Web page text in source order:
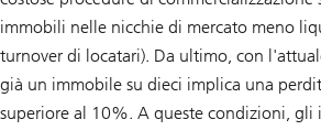
immobili nelle nicchie di mercato meno
turnover di locatari). Da ultimo, con
già un immobile su dieci implica una
superiore al 10%. A queste condizioni,